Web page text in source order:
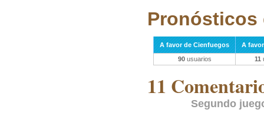
Pronósticos
A favor de Cienfuegos
A
90usuarios 11
11
Segundo